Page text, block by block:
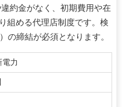
約金がなく、初期費用や在
組める代理店制度です。検
の締結が必須となります。
力